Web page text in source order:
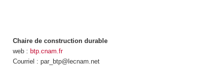
Chaire de construction durable
web : btp.cnam.fr
Courriel : par_btp@lecnam.net